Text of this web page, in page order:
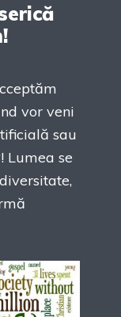
vor veni
sau
Lumea se